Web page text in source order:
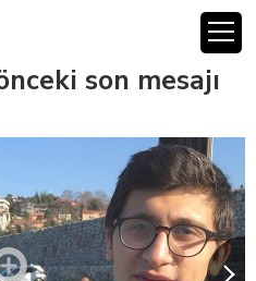
son mesajı